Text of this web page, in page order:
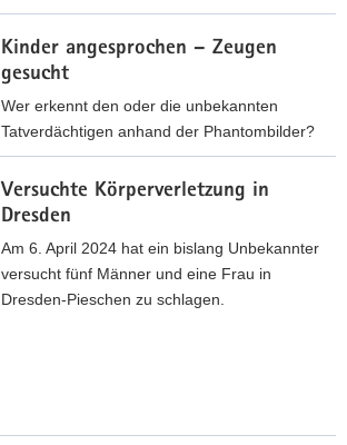
Kinder angesprochen – Zeugen
gesucht
Wer erkennt den oder die unbekannten
Tatverdächtigen anhand der Phantombilder?
Versuchte Körperverletzung in
Dresden
Am 6. April 2024 hat ein bislang Unbekannter
versucht fünf Männer und eine Frau in
Dresden-Pieschen zu schlagen.